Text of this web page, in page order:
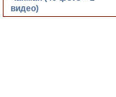
видео)